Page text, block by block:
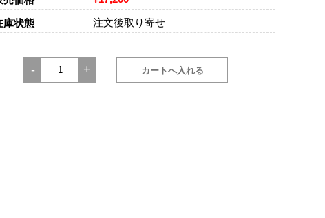
庫状態 注文後取り寄せ